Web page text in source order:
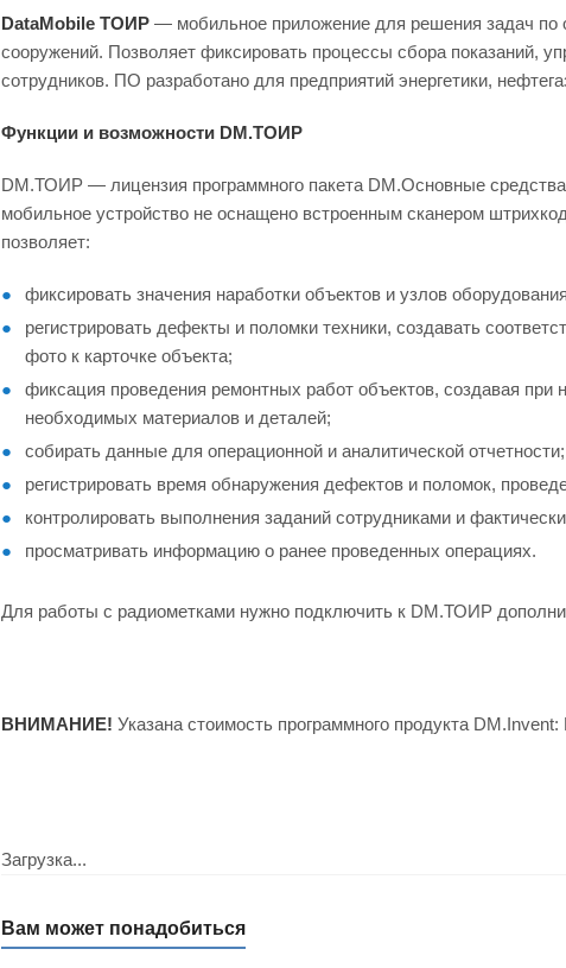
DataMobile ТОИР — мобильное приложение для решения задач по
сооружений. Позволяет фиксировать процессы сбора показаний,
сотрудников. ПО разработано для предприятий энергетики,
Функции и возможности DM.ТОИР
DM.ТОИР — лицензия программного пакета DM.Основные
мобильное устройство не оснащено встроенным сканером
позволяет:
фиксировать значения наработки объектов и узлов
регистрировать дефекты и поломки техники, создавать
фото к карточке объекта;
фиксация проведения ремонтных работ объектов, создавая при
необходимых материалов и деталей;
собирать данные для операционной и аналитической отчетности;
регистрировать время обнаружения дефектов и поломок,
контролировать выполнения заданий сотрудниками и
просматривать информацию о ранее проведенных операциях.
Для работы с радиометками нужно подключить к DM.ТОИР
ВНИМАНИЕ! Указана стоимость программного продукта
Загрузка...
Вам может понадобиться